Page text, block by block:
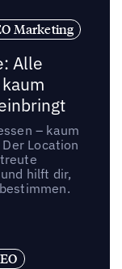
Marketing
Alle
– kaum
Location
hilft dir,